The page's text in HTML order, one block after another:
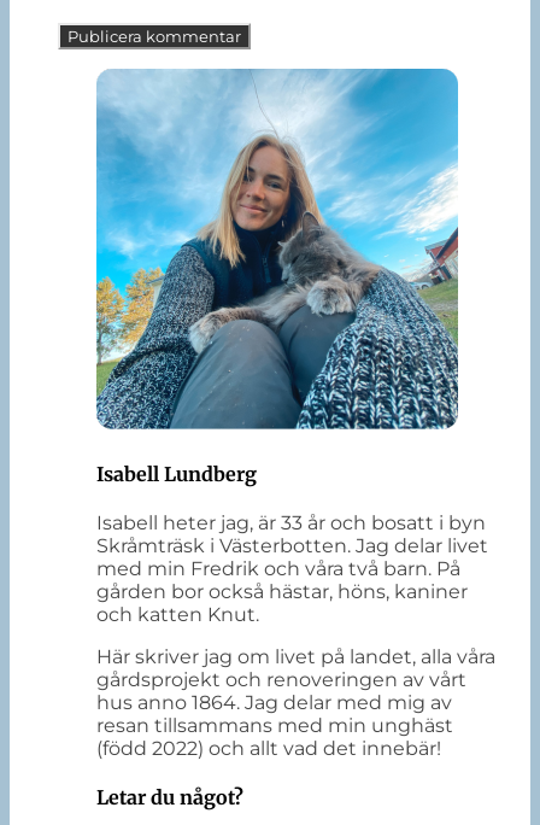
Isabell Lundberg
Isabell heter jag, är 33 år och bosatt i byn
Skråmträsk i Västerbotten. Jag delar livet
med min Fredrik och våra två barn. På
gården bor också hästar, höns, kaniner
och katten Knut.
Här skriver jag om livet på landet, alla våra
gårdsprojekt och renoveringen av vårt
hus anno 1864. Jag delar med mig av
resan tillsammans med min unghäst
(född 2022) och allt vad det innebär!
Letar du något?